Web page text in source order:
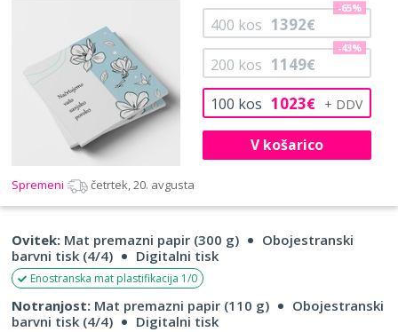
100 kos 1023€
200 kos 1149€
-43%
400 kos 1392€
-65%
V košarico
Spremeni četrtek, 20. avgusta
Ovitek: Mat premazni papir (300 g)
Obojestranski
barvni tisk (4/4)
Digitalni tisk
Enostranska mat plastifikacija 1/0
Notranjost: Mat premazni papir (110 g)
Obojestranski
barvni tisk (4/4)
Digitalni tisk